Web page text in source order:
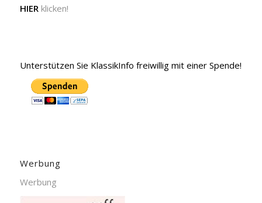
HIER klicken!
Unterstützen Sie KlassikInfo freiwillig mit einer Spende!
Werbung
Werbung